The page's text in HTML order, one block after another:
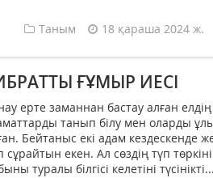
Таным 18 қараша 2024 ж.
ҒҰМЫР ИЕСІ
ерте заманнан бастау алған
танып білу мен оларды
Бейтаныс екі адам кездескенде
сұрайтын екен. Ал сөздің түп
туралы білгісі келетіні